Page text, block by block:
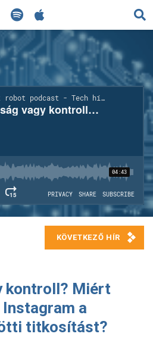
KERESÉS
kontroll? Miért
a
titkosítást?